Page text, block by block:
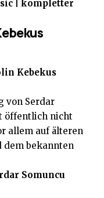
| kompletter
Kebekus
von Serdar
öffentlich nicht
allem auf älteren
dem bekannten
Somuncu